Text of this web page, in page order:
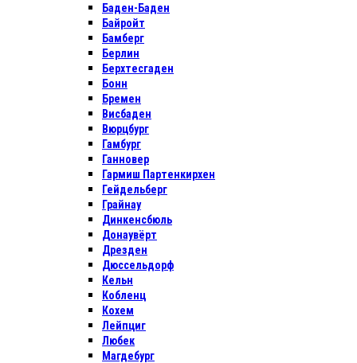
Баден-Баден
Байройт
Бамберг
Берлин
Берхтесгаден
Бонн
Бремен
Висбаден
Вюрцбург
Гамбург
Ганновер
Гармиш Партенкирхен
Гейдельберг
Грайнау
Динкенсбюль
Донаувёрт
Дрезден
Дюссельдорф
Кельн
Кобленц
Кохем
Лейпциг
Любек
Магдебург